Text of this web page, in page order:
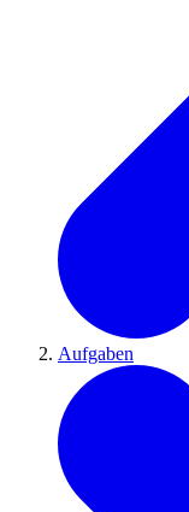
Aufgaben